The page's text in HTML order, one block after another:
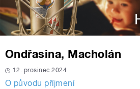
Ondřasina, Macholán
12. prosinec 2024
O původu příjmení